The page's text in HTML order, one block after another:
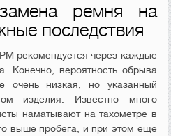
ремня на
последствия
рекомендуется через каждые
Конечно, вероятность обрыва
очень низкая, но указанный
изделия. Известно много
наматывают на тахометре в
выше пробега, и при этом еще